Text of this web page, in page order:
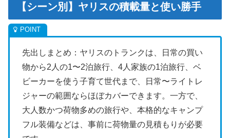
【シーン別】ヤリスの積載量と使い勝手
先出しまとめ：ヤリスのトランクは、日常の買い
物から2人の1〜2泊旅行、4人家族の1泊旅行、ベ
ビーカーを使う子育て世代まで、日常〜ライトレ
ジャーの範囲ならほぼカバーできます。一方で、
大人数かつ荷物多めの旅行や、本格的なキャンプ
フル装備などは、事前に荷物量の見積もりが必要